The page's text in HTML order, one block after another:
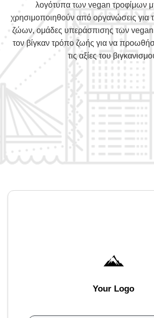
λογότυπα των vegan τροφίμων
χρησιμοποιηθούν από οργανώσεις για
ζώων, ομάδες υπεράσπισης των vegan
τον βίγκαν τρόπο ζωής για να
τις αξίες του
Your Logo